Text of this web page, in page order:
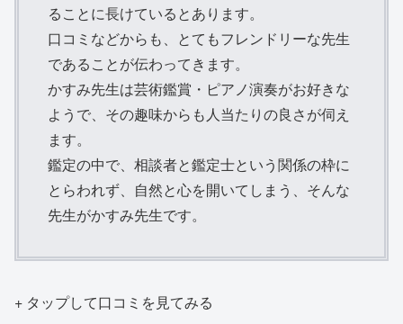
ることに長けているとあります。
口コミなどからも、とてもフレンドリーな先生
であることが伝わってきます。
かすみ先生は芸術鑑賞・ピアノ演奏がお好きな
ようで、その趣味からも人当たりの良さが伺え
ます。
鑑定の中で、相談者と鑑定士という関係の枠に
とらわれず、自然と心を開いてしまう、そんな
先生がかすみ先生です。
+ タップして口コミを見てみる